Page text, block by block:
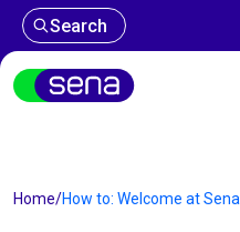
Search
Home/How to: Welcome at Sena